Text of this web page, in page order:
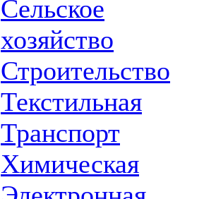
Сельское
хозяйство
Строительство
Текстильная
Транспорт
Химическая